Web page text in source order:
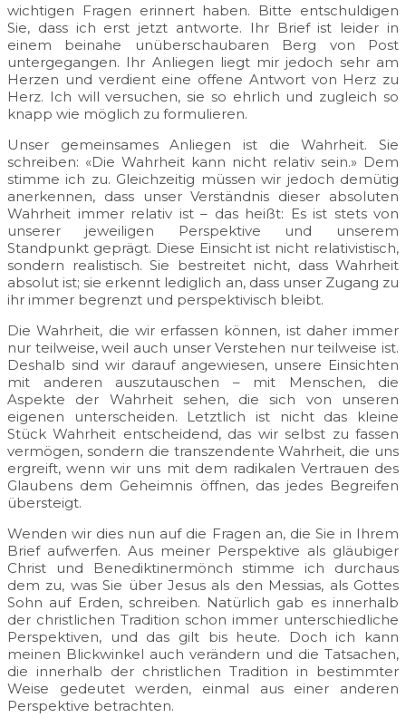
wichtigen Fragen erinnert haben. Bitte entschuldigen
Sie, dass ich erst jetzt antworte. Ihr Brief ist leider in
einem beinahe unüberschaubaren Berg von Post
untergegangen. Ihr Anliegen liegt mir jedoch sehr am
Herzen und verdient eine offene Antwort von Herz zu
Herz. Ich will versuchen, sie so ehrlich und zugleich so
knapp wie möglich zu formulieren.
Unser gemeinsames Anliegen ist die Wahrheit. Sie
schreiben: «Die Wahrheit kann nicht relativ sein.» Dem
stimme ich zu. Gleichzeitig müssen wir jedoch demütig
anerkennen, dass unser Verständnis dieser absoluten
Wahrheit immer relativ ist – das heißt: Es ist stets von
unserer jeweiligen Perspektive und unserem
Standpunkt geprägt. Diese Einsicht ist nicht relativistisch,
sondern realistisch. Sie bestreitet nicht, dass Wahrheit
absolut ist; sie erkennt lediglich an, dass unser Zugang zu
ihr immer begrenzt und perspektivisch bleibt.
Die Wahrheit, die wir erfassen können, ist daher immer
nur teilweise, weil auch unser Verstehen nur teilweise ist.
Deshalb sind wir darauf angewiesen, unsere Einsichten
mit anderen auszutauschen – mit Menschen, die
Aspekte der Wahrheit sehen, die sich von unseren
eigenen unterscheiden. Letztlich ist nicht das kleine
Stück Wahrheit entscheidend, das wir selbst zu fassen
vermögen, sondern die transzendente Wahrheit, die uns
ergreift, wenn wir uns mit dem radikalen Vertrauen des
Glaubens dem Geheimnis öffnen, das jedes Begreifen
übersteigt.
Wenden wir dies nun auf die Fragen an, die Sie in Ihrem
Brief aufwerfen. Aus meiner Perspektive als gläubiger
Christ und Benediktinermönch stimme ich durchaus
dem zu, was Sie über Jesus als den Messias, als Gottes
Sohn auf Erden, schreiben. Natürlich gab es innerhalb
der christlichen Tradition schon immer unterschiedliche
Perspektiven, und das gilt bis heute. Doch ich kann
meinen Blickwinkel auch verändern und die Tatsachen,
die innerhalb der christlichen Tradition in bestimmter
Weise gedeutet werden, einmal aus einer anderen
Perspektive betrachten.